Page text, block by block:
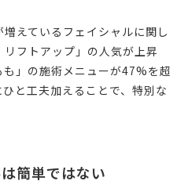
えているフェイシャルに関し
フトアップ」の人気が上昇
」の施術メニューが47%を超
と工夫加えることで、特別な
簡単ではない